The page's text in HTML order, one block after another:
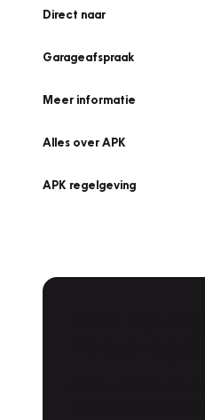
Direct naar
Garageafspraak
Meer informatie
Alles over APK
APK regelgeving